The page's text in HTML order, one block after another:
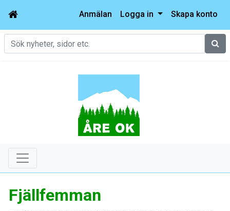
Anmälan Logga in Skapa konto
Sök
Fjällfemman